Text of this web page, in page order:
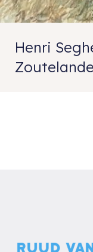
Henri
Zoutelande